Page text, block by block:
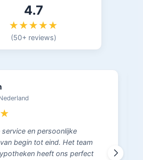
4.7
★★★★★
(50+ reviews)
en persoonlijke
begin tot eind. Het team
heeft ons perfect